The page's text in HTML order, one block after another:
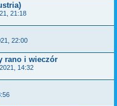
21:18
22:00
rano i wieczór
14:32